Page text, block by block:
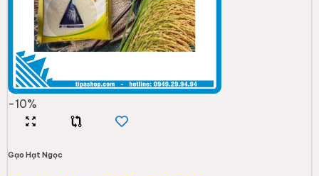
-10%
Gạo Hạt Ngọc